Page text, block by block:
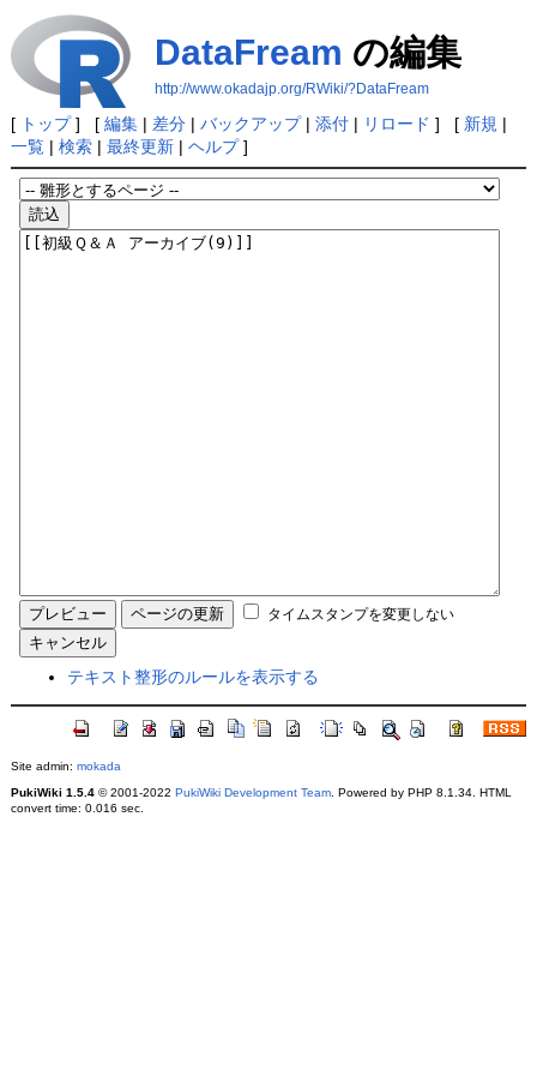
DataFream の編集
http://www.okadajp.org/RWiki/?DataFream
[ トップ] [ 編集| 差分| バックアップ| 添付| リロード ] [ 新規 |
一覧| 検索| 最終更新| ヘルプ]
タイムスタンプを変更しない
テキスト整形のルールを表示する
Site admin: mokada
PukiWiki 1.5.4© 2001-2022 PukiWiki Development Team. Powered by PHP 8.1.34. HTML
convert time: 0.016 sec.